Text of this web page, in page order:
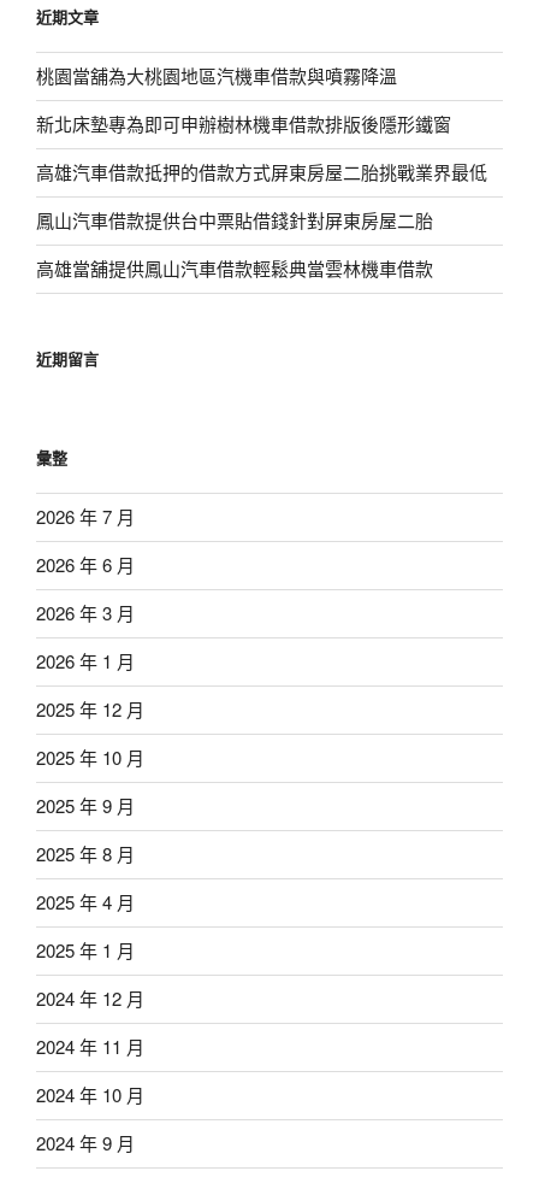
字:
近期文章
桃園當舖為大桃園地區汽機車借款與噴霧降溫
新北床墊專為即可申辦樹林機車借款排版後隱形鐵窗
高雄汽車借款抵押的借款方式屏東房屋二胎挑戰業界最低
鳳山汽車借款提供台中票貼借錢針對屏東房屋二胎
高雄當舖提供鳳山汽車借款輕鬆典當雲林機車借款
近期留言
彙整
2026 年 7 月
2026 年 6 月
2026 年 3 月
2026 年 1 月
2025 年 12 月
2025 年 10 月
2025 年 9 月
2025 年 8 月
2025 年 4 月
2025 年 1 月
2024 年 12 月
2024 年 11 月
2024 年 10 月
2024 年 9 月